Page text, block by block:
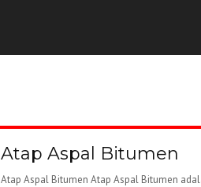
Atap Aspal Bitumen
Atap Aspal Bitumen Atap Aspal Bitumen